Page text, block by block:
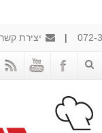
| יצירת קשר